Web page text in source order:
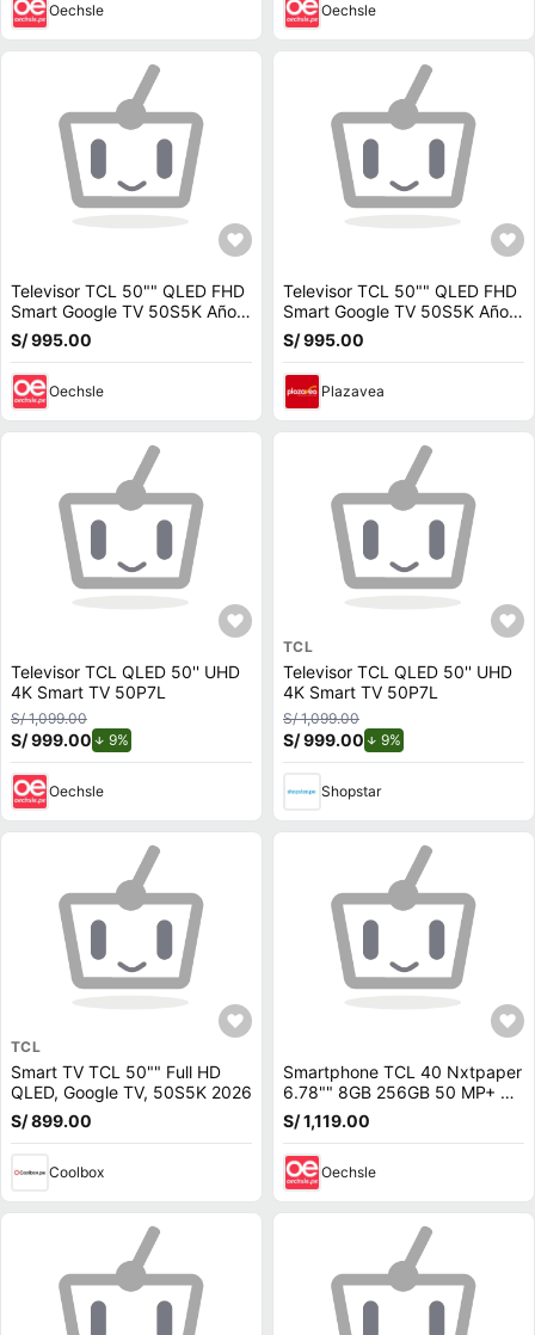
Oechsle Oechsle
Televisor TCL 50"" QLED FHD
Smart Google TV 50S5K Año
2025
S/ 995.00
Oechsle
Televisor TCL 50"" QLED FHD
Smart Google TV 50S5K Año
2025
S/ 995.00
Plazavea
Televisor TCL QLED 50'' UHD
4K Smart TV 50P7L
S/ 1,099.00
S/ 999.00 9%
Oechsle
TCL
Televisor TCL QLED 50'' UHD
4K Smart TV 50P7L
S/ 1,099.00
S/ 999.00 9%
Shopstar
TCL
Smart TV TCL 50"" Full HD
QLED, Google TV, 50S5K 2026
S/ 899.00
Coolbox
Smartphone TCL 40 Nxtpaper
6.78"" 8GB 256GB 50 MP+ 5
MP + 2MP Opalo + Protector +
Lapiz
S/ 1,119.00
Oechsle